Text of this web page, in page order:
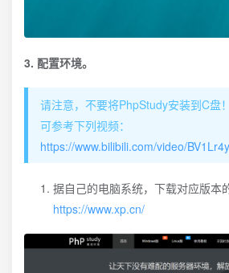
3. 配置环境。
请注意，不要将PhpStudy安装到C盘
可参考下列视频：
https://www.bilibili.com/video/
据自己的电脑系统，下载对应版本
https://www.xp.cn/